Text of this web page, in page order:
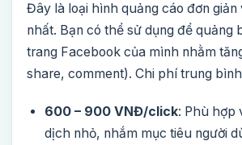
Đây là loại hình quảng cáo đơn giản
nhất. Bạn có thể sử dụng để quảng
trang Facebook của mình nhằm
share, comment). Chi phí trung
600 – 900 VNĐ/click: Phù hợp
dịch nhỏ, nhắm mục tiêu người